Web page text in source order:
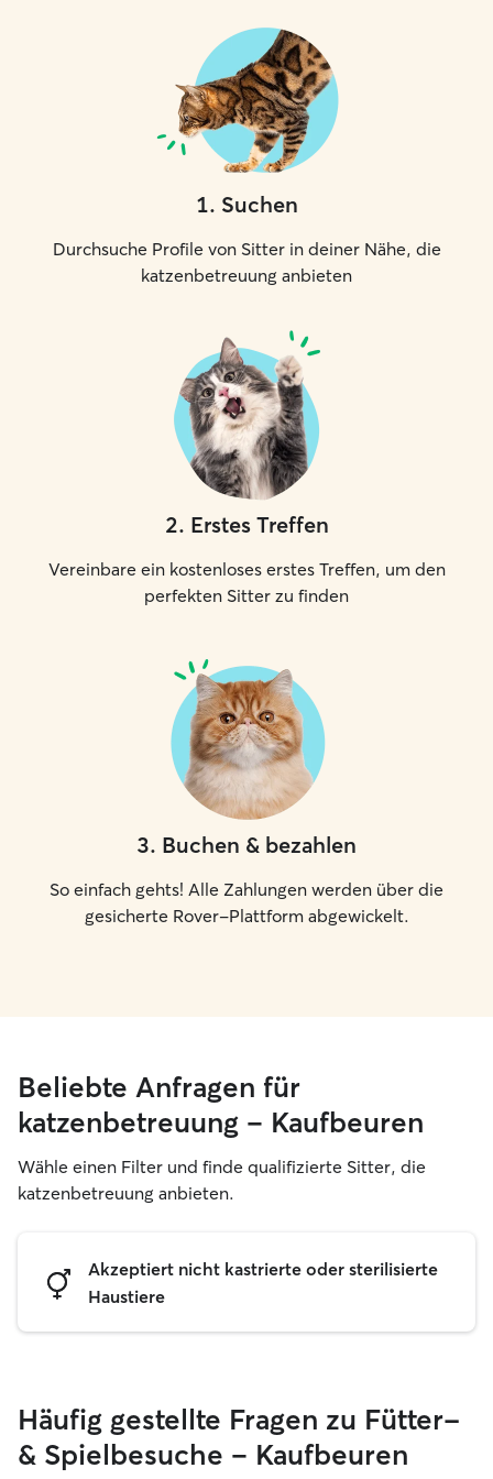
1. Suchen
Durchsuche Profile von Sitter in deiner Nähe, die
katzenbetreuung anbieten
2. Erstes Treffen
Vereinbare ein kostenloses erstes Treffen, um den
perfekten Sitter zu finden
3. Buchen & bezahlen
So einfach gehts! Alle Zahlungen werden über die
gesicherte Rover-Plattform abgewickelt.
Beliebte Anfragen für
katzenbetreuung – Kaufbeuren
Wähle einen Filter und finde qualifizierte Sitter, die
katzenbetreuung anbieten.
Akzeptiert nicht kastrierte oder sterilisierte
Haustiere
Häufig gestellte Fragen zu Fütter-
& Spielbesuche – Kaufbeuren